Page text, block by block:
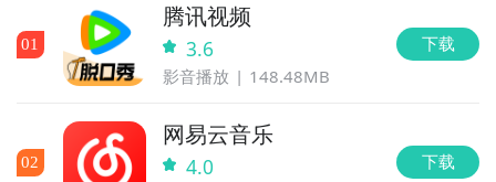
01
腾讯视频
3.6
影音播放 148.48MB
下载
02
网易云音乐
4.0 下载